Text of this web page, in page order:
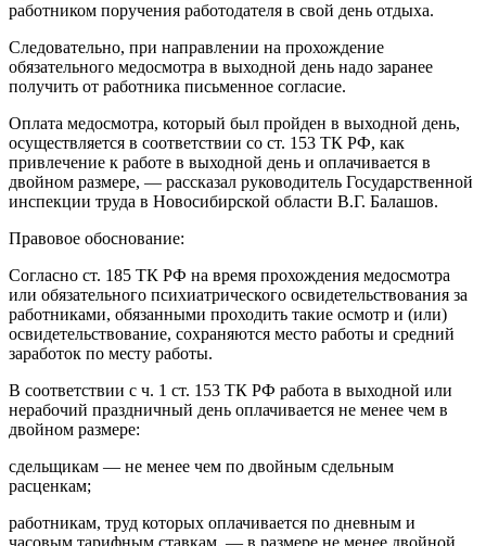
работником поручения работодателя в свой день отдыха.
Следовательно, при направлении на прохождение
обязательного медосмотра в выходной день надо заранее
получить от работника письменное согласие.
Оплата медосмотра, который был пройден в выходной день,
осуществляется в соответствии со ст. 153 ТК РФ, как
привлечение к работе в выходной день и оплачивается в
двойном размере, — рассказал руководитель Государственной
инспекции труда в Новосибирской области В.Г. Балашов.
Правовое обоснование:
Согласно ст. 185 ТК РФ на время прохождения медосмотра
или обязательного психиатрического освидетельствования за
работниками, обязанными проходить такие осмотр и (или)
освидетельствование, сохраняются место работы и средний
заработок по месту работы.
В соответствии с ч. 1 ст. 153 ТК РФ работа в выходной или
нерабочий праздничный день оплачивается не менее чем в
двойном размере:
сдельщикам — не менее чем по двойным сдельным
расценкам;
работникам, труд которых оплачивается по дневным и
часовым тарифным ставкам, — в размере не менее двойной